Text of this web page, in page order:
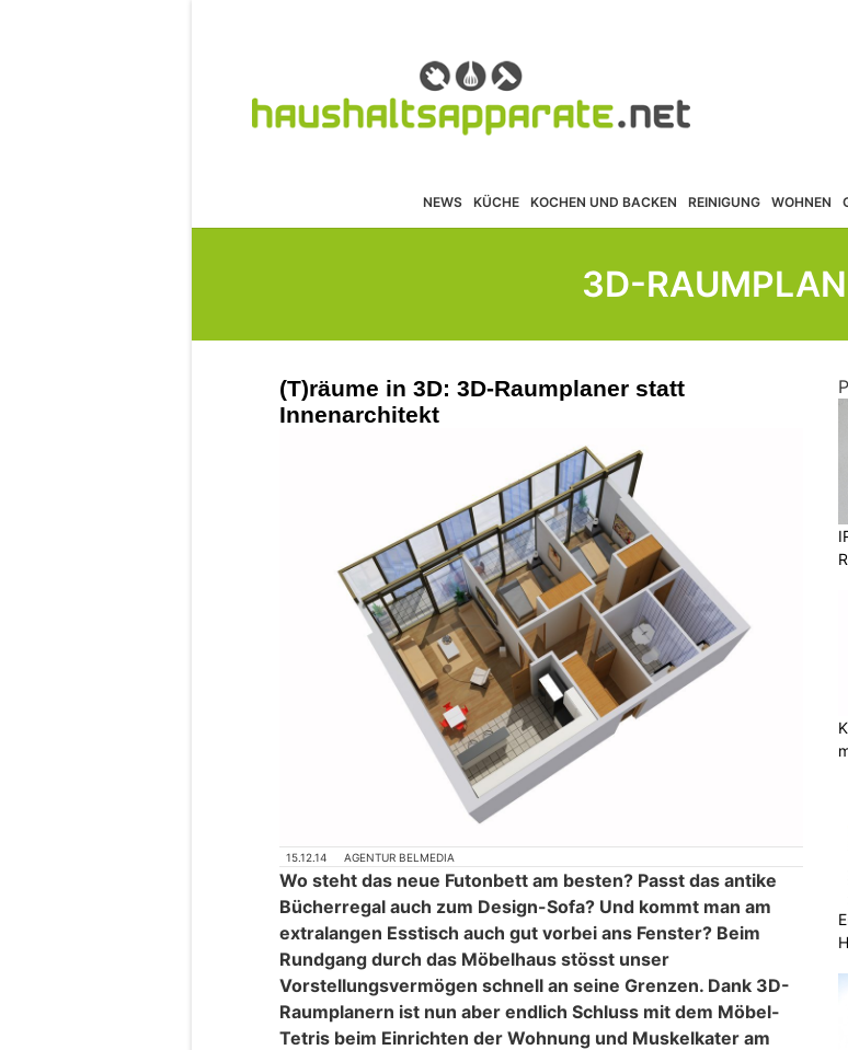
NEWS KÜCHE KOCHEN UND BACKEN REINIGUNG WOHNEN
3D-
(T)räume in 3D: 3D-Raumplaner statt
Innenarchitekt
15.12.14 AGENTUR BELMEDIA
Wo steht das neue Futonbett am besten? Passt das antike
Bücherregal auch zum Design-Sofa? Und kommt man am
extralangen Esstisch auch gut vorbei ans Fenster? Beim
Rundgang durch das Möbelhaus stösst unser
Vorstellungsvermögen schnell an seine Grenzen. Dank 3D-
Raumplanern ist nun aber endlich Schluss mit dem Möbel-
Tetris beim Einrichten der Wohnung und Muskelkater am